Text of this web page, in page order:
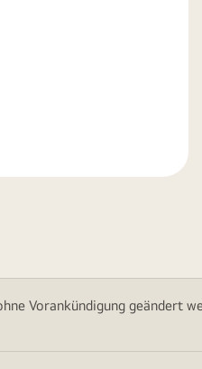
Vorankündigung geändert